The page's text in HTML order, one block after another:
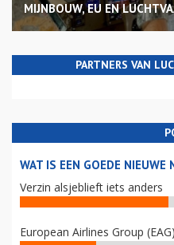
MIJNBOUW, EU EN
PARTNERS VAN
WAT IS EEN GOEDE NIEUWE
Verzin alsjeblieft iets anders
European Airlines Group (EAG)